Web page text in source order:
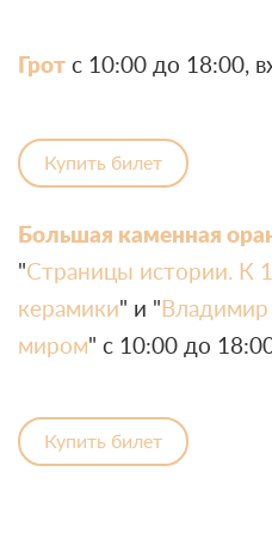
Грот с 10:00 до 18:00,
Купить билет
Большая каменная
"Страницы истории. К
керамики" и "Владимир
миром" с 10:00 до
Купить билет